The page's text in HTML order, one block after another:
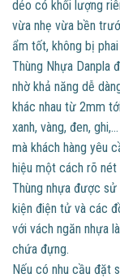
dẻo có khối lượng
vừa nhẹ vừa bền
ẩm tốt, không bị
Thùng Nhựa Danpla
nhờ khả năng dễ
khác nhau từ 2mm
xanh, vàng, đen,
mà khách hàng yêu
hiệu một cách rõ nét
Thùng nhựa được
kiện điện tử và các
với vách ngăn nhựa
chứa đựng.
Nếu có nhu cầu đặt